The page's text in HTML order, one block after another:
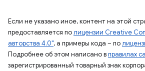
Если не указано иное, контент на этой
предоставляется полицензии Creative
авторства 4.0", а примеры кода – по
Подробнее об этом написано вправилах
зарегистрированный товарный знак